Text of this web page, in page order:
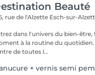
Beauté
rue de l'Alzette Esch-sur-
dans l'univers du bien-
à la routine du quotidien. Accordez-vous le plaisir d'être
de toutes l...
+ vernis semi